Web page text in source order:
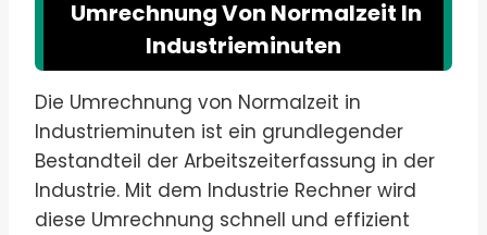
Umrechnung Von Normalzeit In
Industrieminuten
Die Umrechnung von Normalzeit in
Industrieminuten ist ein grundlegender
Bestandteil der Arbeitszeiterfassung in der
Industrie. Mit dem Industrie Rechner wird
diese Umrechnung schnell und effizient